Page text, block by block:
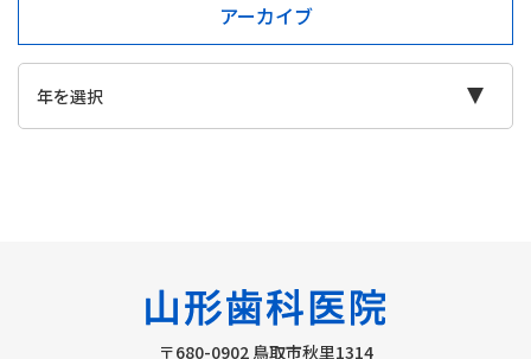
アーカイブ
〒680-0902 鳥取市秋里1314